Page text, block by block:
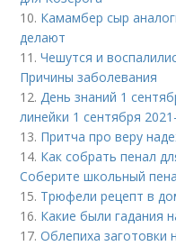
10. Камамбер сыр
делают
11.Чешутся и
Причины заболевания
12.День знаний 1
линейки 1 сентября
13. Притча про веру
14. Как собрать пенал
Соберите школьный
15. Трюфели рецепт в
16. Какие были гадания
17.Облепиха заготовки